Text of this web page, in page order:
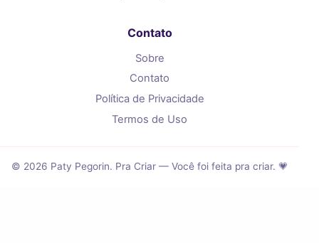
Contato
Sobre
Contato
Política de Privacidade
Termos de Uso
© 2026 Paty Pegorin. Pra Criar — Você foi feita pra criar. 💗